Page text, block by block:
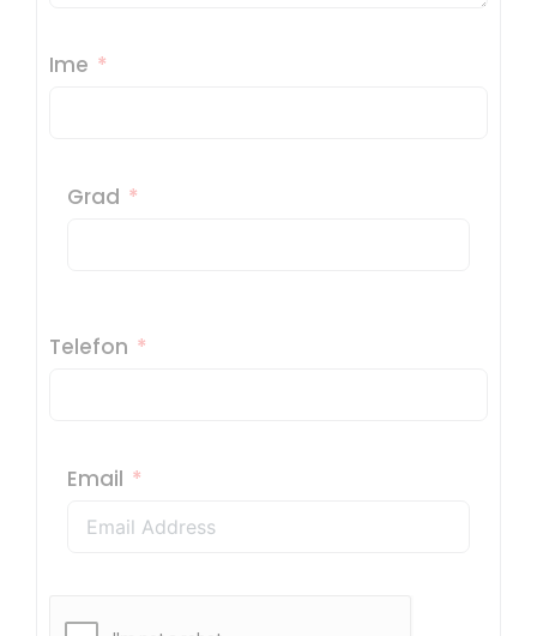
Ime
Grad
Telefon
Email